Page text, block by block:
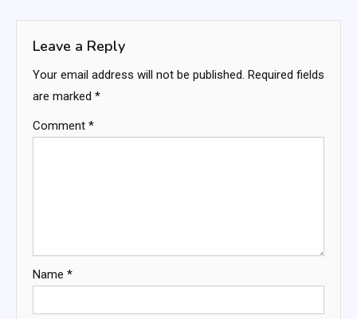
Leave a Reply
Your email address will not be published. Required fields
are marked *
Comment *
Name *